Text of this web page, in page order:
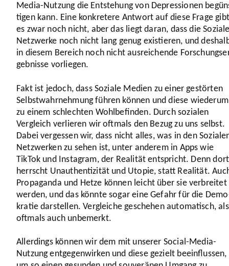
Media-Nutzung die Entste­hung von Depres­sionen
tigen kann. Eine konkre­tere Antwort auf diese Frage gibt
es zwar noch nicht, aber das liegt daran, dass die
Netzwerke noch nicht lang genug exis­tieren, und
in diesem Bereich noch nicht ausrei­chende
geb­nisse vorliegen.
Fakt ist jedoch, dass Soziale Medien zu einer gestörten
Selbst­wahr­neh­mung führen können und diese wiederum
zu einem schlechten Wohl­be­finden. Durch sozialen
Vergleich verlieren wir oftmals den Bezug zu uns selbst.
Dabei vergessen wir, dass nicht alles, was in den
Netz­werken zu sehen ist, unter anderem in Apps wie
TikTok und Instagram, der Realität entspricht. Denn dort
herrscht Unau­then­ti­zität und Utopie, statt Realität.
Propa­ganda und Hetze können leicht über sie verbreitet
werden, und das könnte sogar eine Gefahr für die
kratie darstellen. Vergleiche geschehen auto­ma­tisch,
oftmals auch unbemerkt.
Aller­dings können wir dem mit unserer Social-Media-
Nutzung entge­gen­wirken und diese gezielt beein­flussen,